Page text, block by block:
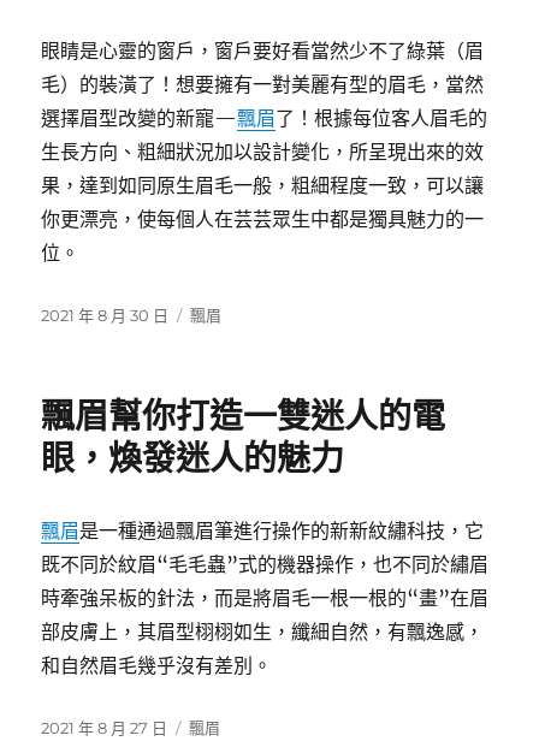
眼睛是心靈的窗戶，窗戶要好看當然少不了綠葉（眉
毛）的裝潢了！想要擁有一對美麗有型的眉毛，當然
選擇眉型改變的新寵—飄眉了！根據每位客人眉毛的
生長方向、粗細狀況加以設計變化，所呈現出來的效
果，達到如同原生眉毛一般，粗細程度一致，可以讓
你更漂亮，使每個人在芸芸眾生中都是獨具魅力的一
位。
發
2021 年 8 月 30 日
分
飄眉
飄眉幫你打造一雙迷人的電
眼，煥發迷人的魅力
飄眉是一種通過飄眉筆進行操作的新新紋繡科技，它
既不同於紋眉“毛毛蟲”式的機器操作，也不同於繡眉
時牽強呆板的針法，而是將眉毛一根一根的“畫”在眉
部皮膚上，其眉型栩栩如生，纖細自然，有飄逸感，
和自然眉毛幾乎沒有差別。
發
2021 年 8 月 27 日
分
飄眉